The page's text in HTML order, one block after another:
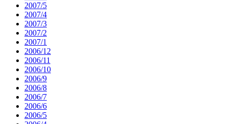
2007/5
2007/4
2007/3
2007/2
2007/1
2006/12
2006/11
2006/10
2006/9
2006/8
2006/7
2006/6
2006/5